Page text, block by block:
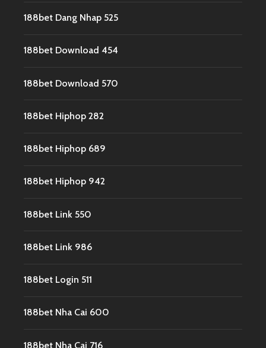
188bet Dang Nhap 525
188bet Download 454
188bet Download 570
188bet Hiphop 282
188bet Hiphop 689
188bet Hiphop 942
188bet Link 550
188bet Link 986
188bet Login 511
188bet Nha Cai 600
188bet Nha Cai 716